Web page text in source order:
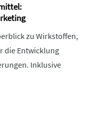
zu Wirkstoffen,
die Entwicklung
Inklusive